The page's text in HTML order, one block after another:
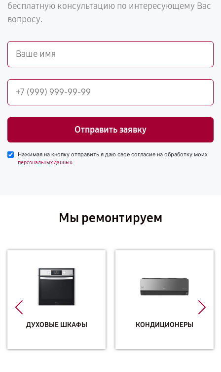
бесплатную консультацию по интересующему Вас
вопросу.
Отправить заявку
Нажимая на кнопку отправить я даю свое согласие на обработку моих
персональных данных.
Мы ремонтируем
ДУХОВЫЕ ШКАФЫ КОНДИЦИОНЕРЫ